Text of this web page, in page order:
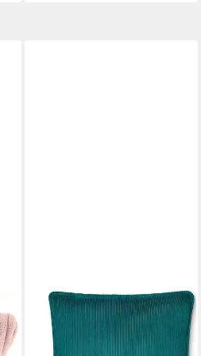
BEURER
Heizkissen HK 77 Heaty,
kabellos, Stylisches Design mit